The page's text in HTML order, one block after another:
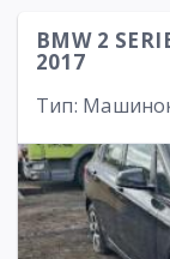
BMW 2
2017
Тип: